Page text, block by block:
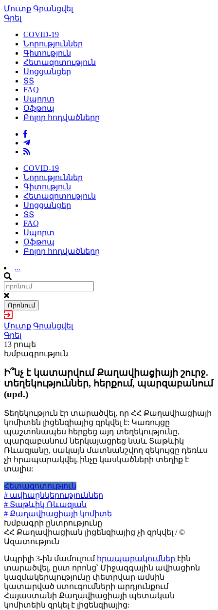
Մուտք Գրանցվել
Գրել
COVID-19
Նորություններ
Գիտություն
Հետազոտություն
Սոցցանցեր
ՏՏ
FAQ
Սպորտ
Օֆթոպ
Բոլոր հոդվածները
COVID-19
Նորություններ
Գիտություն
Հետազոտություն
Սոցցանցեր
ՏՏ
FAQ
Սպորտ
Օֆթոպ
Բոլոր հոդվածները
...
Որոնում
Մուտք Գրանցվել
Գրել
13 րոպե
Խմբագրություն
Ի՞նչ է կատարվում Քաղավիացիայի շուրջ.
տեղեկություններ, հերքում, պարզաբանում
(upd.)
Տեղեկություն էր տարածվել, որ ՀՀ Քաղավիացիայի
կոմիտեն լիցենզիայից զրկվել է: Կառույցը
պաշտոնապես հերքեց այդ տեղեկությունը,
պարզաբանում ներկայացրեց նաև Տաթևիկ
Ռևազյանը, սակայն մատնանշվող զեկույցը դեռևս
չի հրապարակվել, ինչը կասկածների տեղիք է
տալիս:
Հետազոտություն
# ավիաընկերություններ
# Տաթևիկ Ռևազյան
# Քաղավիացիայի կոմիտե
Խմբագրի ընտրությունը
ՀՀ Քաղավիացիան լիցենզիայից չի զրկվել / ©
Ազատություն
Ապրիլի 3-ին մամուլում հրապարակումներ էին
տարածվել, ըստ որոնց՝ Միջազգային ավիացիոն
կազմակերպությունը փետրվար ամսին
կատարված ստուգումների արդյունքում
Հայաստանի Քաղավիացիայի պետական
կոմիտեին զրկել է լիցենզիայից: